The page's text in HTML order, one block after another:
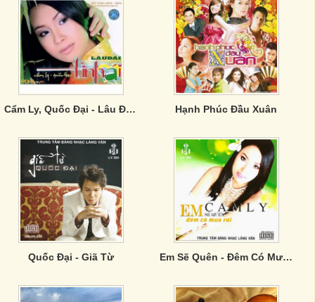
Cẩm Ly, Quốc Đại - Lâu Đài Tình Ái Hạnh Phúc Đầu Xuân
Quốc Đại - Giã Từ Em Sẽ Quên - Đêm Có Mưa Rơi